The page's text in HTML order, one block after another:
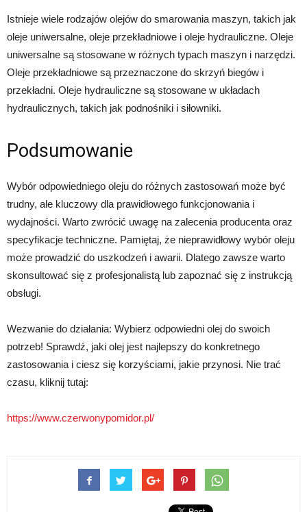
Istnieje wiele rodzajów olejów do smarowania maszyn, takich jak
oleje uniwersalne, oleje przekładniowe i oleje hydrauliczne. Oleje
uniwersalne są stosowane w różnych typach maszyn i narzędzi.
Oleje przekładniowe są przeznaczone do skrzyń biegów i
przekładni. Oleje hydrauliczne są stosowane w układach
hydraulicznych, takich jak podnośniki i siłowniki.
Podsumowanie
Wybór odpowiedniego oleju do różnych zastosowań może być
trudny, ale kluczowy dla prawidłowego funkcjonowania i
wydajności. Warto zwrócić uwagę na zalecenia producenta oraz
specyfikacje techniczne. Pamiętaj, że nieprawidłowy wybór oleju
może prowadzić do uszkodzeń i awarii. Dlatego zawsze warto
skonsultować się z profesjonalistą lub zapoznać się z instrukcją
obsługi.
Wezwanie do działania: Wybierz odpowiedni olej do swoich
potrzeb! Sprawdź, jaki olej jest najlepszy do konkretnego
zastosowania i ciesz się korzyściami, jakie przynosi. Nie trać
czasu, kliknij tutaj:
https://www.czerwonypomidor.pl/